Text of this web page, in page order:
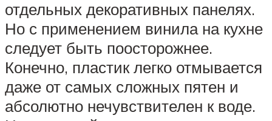
отдельных декоративных панелях.
Но с применением винила на кухне
следует быть поосторожнее.
Конечно, пластик легко отмывается
даже от самых сложных пятен и
абсолютно нечувствителен к воде.